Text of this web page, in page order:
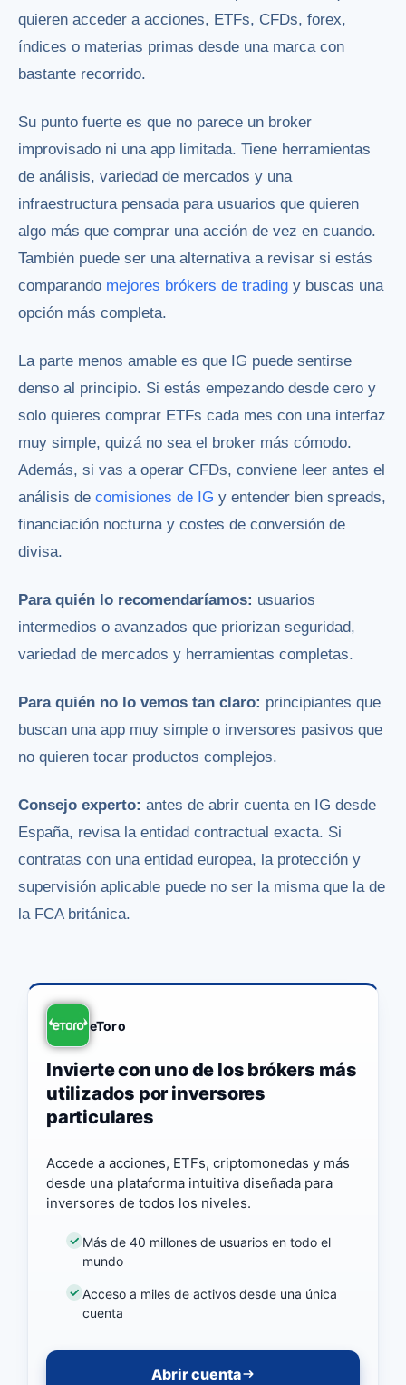
quieren acceder a acciones, ETFs, CFDs, forex,
índices o materias primas desde una marca con
bastante recorrido.
Su punto fuerte es que no parece un broker
improvisado ni una app limitada. Tiene herramientas
de análisis, variedad de mercados y una
infraestructura pensada para usuarios que quieren
algo más que comprar una acción de vez en cuando.
También puede ser una alternativa a revisar si estás
comparando mejores brókers de trading y buscas una
opción más completa.
La parte menos amable es que IG puede sentirse
denso al principio. Si estás empezando desde cero y
solo quieres comprar ETFs cada mes con una interfaz
muy simple, quizá no sea el broker más cómodo.
Además, si vas a operar CFDs, conviene leer antes el
análisis de comisiones de IG y entender bien spreads,
financiación nocturna y costes de conversión de
divisa.
Para quién lo recomendaríamos: usuarios
intermedios o avanzados que priorizan seguridad,
variedad de mercados y herramientas completas.
Para quién no lo vemos tan claro: principiantes que
buscan una app muy simple o inversores pasivos que
no quieren tocar productos complejos.
Consejo experto: antes de abrir cuenta en IG desde
España, revisa la entidad contractual exacta. Si
contratas con una entidad europea, la protección y
supervisión aplicable puede no ser la misma que la de
la FCA británica.
eToro
Invierte con uno de los brókers más
utilizados por inversores
particulares
Accede a acciones, ETFs, criptomonedas y más
desde una plataforma intuitiva diseñada para
inversores de todos los niveles.
Más de 40 millones de usuarios en todo el
mundo
Acceso a miles de activos desde una única
cuenta
Abrir cuenta